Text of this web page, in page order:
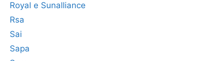
Royal e Sunalliance
Rsa
Sai
Sapa